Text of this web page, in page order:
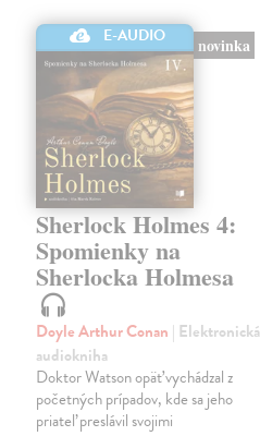
E-AUDIO novinka
Sherlock Holmes 4:
Spomienky na
Sherlocka Holmesa
Doyle Arthur Conan | Elektronická
audiokniha
Doktor Watson opäť vychádzal z
početných prípadov, kde sa jeho
priateľ preslávil svojimi